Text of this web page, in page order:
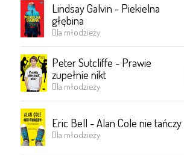
Lindsay Galvin - Piekielna
głębina
Dla młodzieży
Peter Sutcliffe - Prawie
zupełnie nikt
Dla młodzieży
Eric Bell - Alan Cole nie tańczy
Dla młodzieży